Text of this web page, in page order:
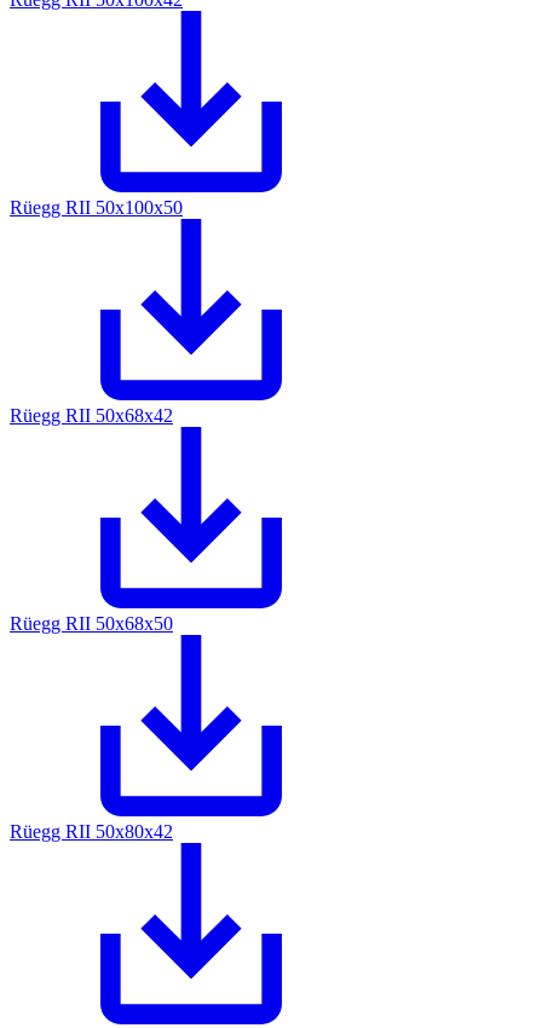
Rüegg RII 50x100x50
Rüegg RII 50x68x42
Rüegg RII 50x68x50
Rüegg RII 50x80x42